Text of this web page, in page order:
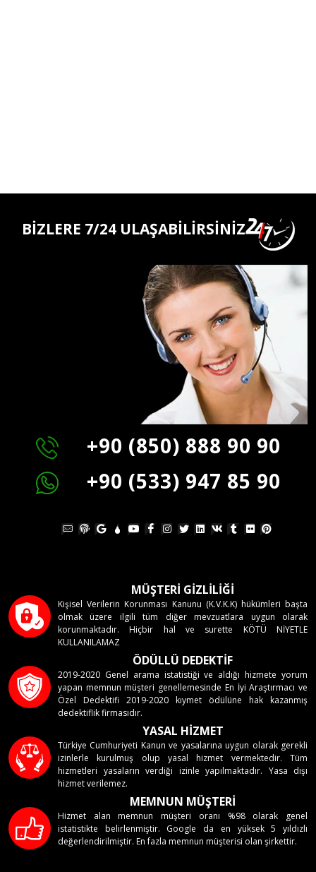
BİZLERE 7/24 ULAŞABİLİRSİNİZ
+90 (850) 888 90 90
+90 (533) 947 85 90
MÜŞTERİ GİZLİLİĞİ
Kişisel Verilerin Korunması Kanunu (K.V.K.K) hükümleri başta
olmak üzere ilgili tüm diğer mevzuatlara uygun olarak
korunmaktadır. Hiçbir hal ve surette KÖTÜ NİYETLE
KULLANILAMAZ
ÖDÜLLÜ DEDEKTİF
2019-2020 Genel arama istatistiği ve aldığı hizmete yorum
yapan memnun müşteri genellemesinde En İyi Araştırmacı ve
Özel Dedektifi 2019-2020 kıymet ödülüne hak kazanmış
dedektiflik firmasıdır.
YASAL HİZMET
Türkiye Cumhuriyeti Kanun ve yasalarına uygun olarak gerekli
izinlerle kurulmuş olup yasal hizmet vermektedir. Tüm
hizmetleri yasaların verdiği izinle yapılmaktadır. Yasa dışı
hizmet verilemez.
MEMNUN MÜŞTERİ
Hizmet alan memnun müşteri oranı %98 olarak genel
istatistikte belirlenmiştir. Google da en yüksek 5 yıldızlı
değerlendirilmiştir. En fazla memnun müşterisi olan şirkettir.